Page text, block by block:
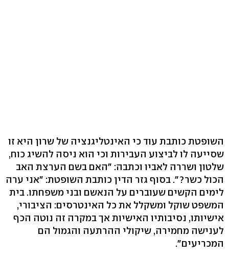
השופטת כותבת עוד כי האינטליגנציה של שרון היא זו
שסייעה לו לביצוע העבירות וכי הוא ניסה להשיג כוח,
שלטון ושררה לאביו וכתבה: "האם בשם הערצת האב
הכול כשר?". בסוף גזר הדין כותבת השופטת: "אני ערה
לימים הקשים שעוברים על הנאשם ובני משפחתו. בית
המשפט שוקל ומשקלל את כל האינטרסים: הציבורי,
אישיותו, נסיבותיו האישיות אך במקרה זה נוטה הכף
לענישה מחמירה, שיקולי ההרתעה והגמול הם
המכריעים".